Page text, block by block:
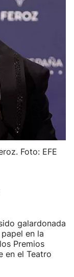
Foto: EFE
galardonada
en la
Premios
en el Teatro